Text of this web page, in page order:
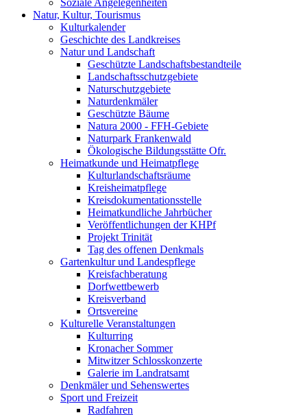
Soziale Angelegenheiten
Natur, Kultur, Tourismus
Kulturkalender
Geschichte des Landkreises
Natur und Landschaft
Geschützte Landschaftsbestandteile
Landschaftsschutzgebiete
Naturschutzgebiete
Naturdenkmäler
Geschützte Bäume
Natura 2000 - FFH-Gebiete
Naturpark Frankenwald
Ökologische Bildungsstätte Ofr.
Heimatkunde und Heimatpflege
Kulturlandschaftsräume
Kreisheimatpflege
Kreisdokumentationsstelle
Heimatkundliche Jahrbücher
Veröffentlichungen der KHPf
Projekt Trinität
Tag des offenen Denkmals
Gartenkultur und Landespflege
Kreisfachberatung
Dorfwettbewerb
Kreisverband
Ortsvereine
Kulturelle Veranstaltungen
Kulturring
Kronacher Sommer
Mitwitzer Schlosskonzerte
Galerie im Landratsamt
Denkmäler und Sehenswertes
Sport und Freizeit
Radfahren